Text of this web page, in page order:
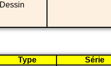
Dessin
Type Série